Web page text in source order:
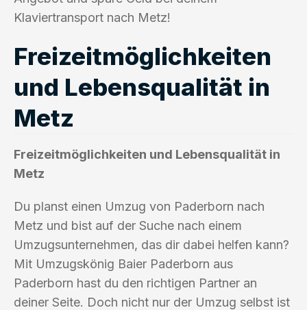
Klaviertransport nach Metz!
Freizeitmöglichkeiten
und Lebensqualität in
Metz
Freizeitmöglichkeiten und Lebensqualität in
Metz
Du planst einen Umzug von Paderborn nach
Metz und bist auf der Suche nach einem
Umzugsunternehmen, das dir dabei helfen kann?
Mit Umzugskönig Baier Paderborn aus
Paderborn hast du den richtigen Partner an
deiner Seite. Doch nicht nur der Umzug selbst ist